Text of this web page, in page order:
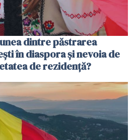
dintre păstrarea
în diaspora și nevoia de
de rezidență?